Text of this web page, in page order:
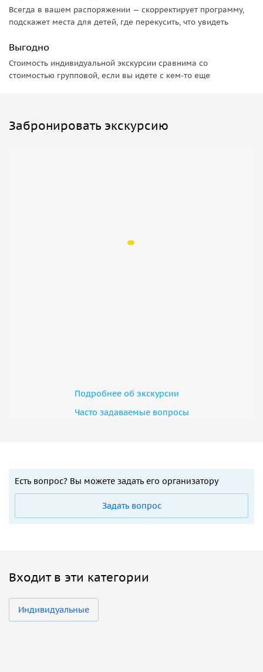
Всегда в вашем распоряжении — скорректирует программу,
подскажет места для детей, где перекусить, что увидеть
Выгодно
Стоимость индивидуальной экскурсии сравнима со
стоимостью групповой, если вы идете с кем-то еще
Забронировать экскурсию
Подробнее об экскурсии
Часто задаваемые вопросы
Есть вопрос? Вы можете задать его организатору
Задать вопрос
Входит в эти категории
Индивидуальные